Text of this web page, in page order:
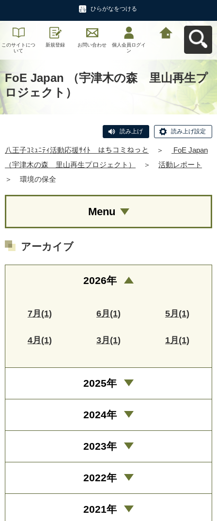
ひらがなをつける
このサイトにつ
いて
新規登録 お問い合わせ
個人会員ログイ
ン
FoE Japan （宇津木の森 里山再生プ
ロジェクト）
読み上げ 読み上げ設定
八王子ｺﾐｭﾆﾃｨ活動応援ｻｲﾄ はちコミねっと ＞
FoE Japan
（宇津木の森 里山再生プロジェクト）
＞
活動レポート
＞
環境の保全
Menu
アーカイブ
2026年
7月(1) 6月(1) 5月(1)
4月(1) 3月(1) 1月(1)
2025年
2024年
2023年
2022年
2021年